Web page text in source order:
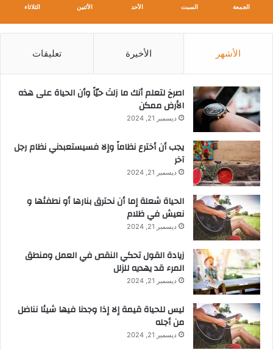
الجمعة السبت الأحد الأثنين الثلاثاء
الأشهر الأخيرة تعليقات
‫اصرخ لتعلم أنك ما زلتَ حيّاً وأن الحياة على هذه
الأرض ممكن
ديسمبر 21, 2024
يجب أن أخترع نظاماً وإلا فسيستعبدني نظام رجل
آخر
ديسمبر 21, 2024
الحياة شعلة إما أن نحترق بنارها أو نطفئها و
نعيش في ظلام
ديسمبر 21, 2024
زيادة القول تحكي النقص في العمل ومنطق
المرء قد يهديه للزلل
ديسمبر 21, 2024
ليس للحياة قيمة إلا إذا وجدنا فيها شيئا نناضل
من أجله
ديسمبر 21, 2024